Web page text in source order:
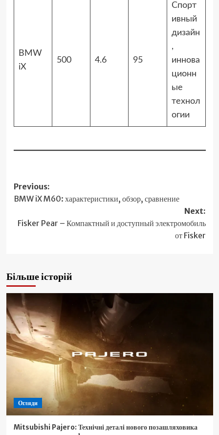
BMW
iX
500 4.6 95
Спорт
ивный
дизайн
,
иннова
ционн
ые
технол
огии
Post
navigation
Previous:
BMW iX M60: характеристики, обзор, сравнение
Next:
Fisker Pear – Компактный и доступный электромобиль
от Fisker
Більше історій
Огляди
Mitsubishi Pajero: Технічні деталі нового позашляховика